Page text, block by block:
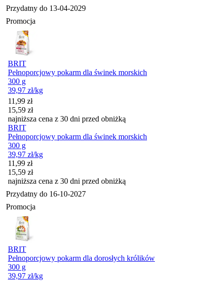
Przydatny do 13-04-2029
Promocja
BRIT
Pełnoporcjowy pokarm dla świnek morskich
300 g
39,97 zł/kg
Cena promocyjna
11,99 zł
15,59 zł
najniższa cena z 30 dni przed obniżką
BRIT
Pełnoporcjowy pokarm dla świnek morskich
300 g
39,97 zł/kg
Cena promocyjna
11,99 zł
15,59 zł
najniższa cena z 30 dni przed obniżką
Przydatny do 16-10-2027
Promocja
BRIT
Pełnoporcjowy pokarm dla dorosłych królików
300 g
39,97 zł/kg